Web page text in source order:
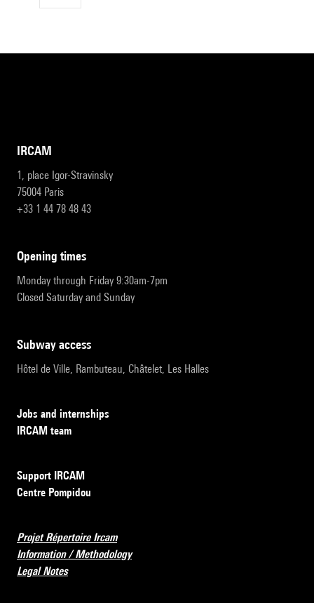
IRCAM
1, place Igor-Stravinsky
75004 Paris
+33 1 44 78 48 43
opening times
Monday through Friday 9:30am-7pm
Closed Saturday and Sunday
subway access
Hôtel de Ville, Rambuteau, Châtelet, Les Halles
Jobs and internships
IRCAM team
Support IRCAM
Centre Pompidou
Projet Répertoire Ircam
Information / Methodology
Legal Notes